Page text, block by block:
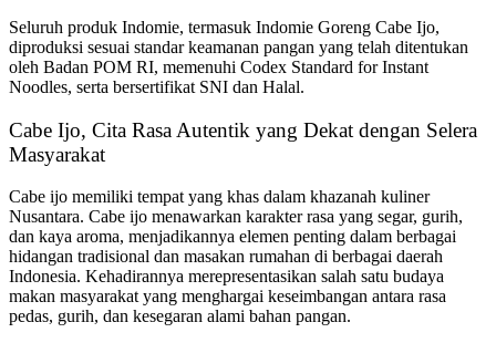
Seluruh produk Indomie, termasuk Indomie Goreng Cabe Ijo,
diproduksi sesuai standar keamanan pangan yang telah ditentukan
oleh Badan POM RI, memenuhi Codex Standard for Instant
Noodles, serta bersertifikat SNI dan Halal.
Cabe Ijo, Cita Rasa Autentik yang Dekat dengan Selera
Masyarakat
Cabe ijo memiliki tempat yang khas dalam khazanah kuliner
Nusantara. Cabe ijo menawarkan karakter rasa yang segar, gurih,
dan kaya aroma, menjadikannya elemen penting dalam berbagai
hidangan tradisional dan masakan rumahan di berbagai daerah
Indonesia. Kehadirannya merepresentasikan salah satu budaya
makan masyarakat yang menghargai keseimbangan antara rasa
pedas, gurih, dan kesegaran alami bahan pangan.